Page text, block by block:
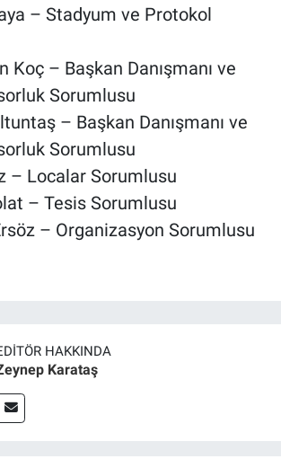
– Stadyum ve Protokol
Koç – Başkan Danışmanı ve
Sorumlusu
– Başkan Danışmanı ve
Sorumlusu
– Localar Sorumlusu
– Tesis Sorumlusu
– Organizasyon Sorumlusu
HAKKINDA
Karataş